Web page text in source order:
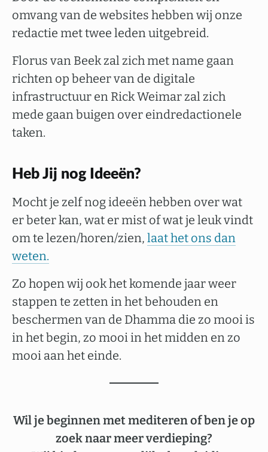
omvang van de websites hebben wij onze
redactie met twee leden uitgebreid.
Florus van Beek zal zich met name gaan
richten op beheer van de digitale
infrastructuur en Rick Weimar zal zich
mede gaan buigen over eindredactionele
taken.
Heb Jij nog Ideeën?
Mocht je zelf nog ideeën hebben over wat
er beter kan, wat er mist of wat je leuk vindt
om te lezen/horen/zien, laat het ons dan
weten.
Zo hopen wij ook het komende jaar weer
stappen te zetten in het behouden en
beschermen van de Dhamma die zo mooi is
in het begin, zo mooi in het midden en zo
mooi aan het einde.
Wil je beginnen met mediteren of ben je op
zoek naar meer verdieping?